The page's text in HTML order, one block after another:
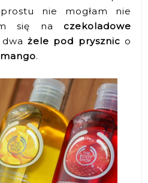
nie mogłam nie
się na czekoladowe
dważele pod prysznic o
mango.